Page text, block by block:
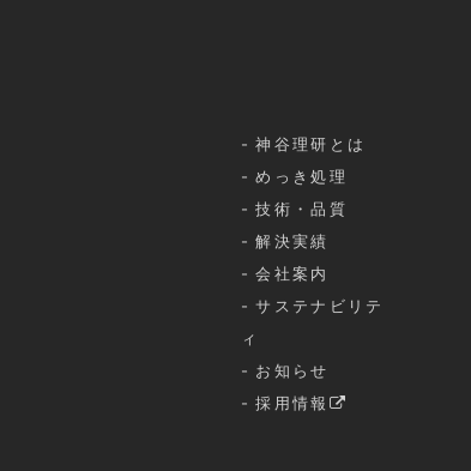
神谷理研とは
めっき処理
技術・品質
解決実績
会社案内
サステナビリテ
ィ
お知らせ
採用情報